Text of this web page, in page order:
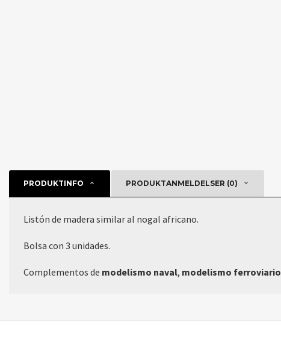
PRODUKTINFO PRODUKTANMELDELSER (0)
Listón de madera similar al nogal africano.
Bolsa con 3 unidades.
Complementos de modelismo naval, modelismo ferroviario